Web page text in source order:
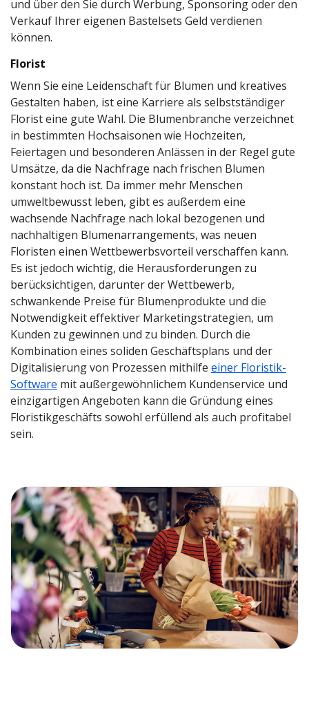
und über den Sie durch Werbung, Sponsoring oder den
Verkauf Ihrer eigenen Bastelsets Geld verdienen
können.
Florist
Wenn Sie eine Leidenschaft für Blumen und kreatives
Gestalten haben, ist eine Karriere als selbstständiger
Florist eine gute Wahl. Die Blumenbranche verzeichnet
in bestimmten Hochsaisonen wie Hochzeiten,
Feiertagen und besonderen Anlässen in der Regel gute
Umsätze, da die Nachfrage nach frischen Blumen
konstant hoch ist. Da immer mehr Menschen
umweltbewusst leben, gibt es außerdem eine
wachsende Nachfrage nach lokal bezogenen und
nachhaltigen Blumenarrangements, was neuen
Floristen einen Wettbewerbsvorteil verschaffen kann.
Es ist jedoch wichtig, die Herausforderungen zu
berücksichtigen, darunter der Wettbewerb,
schwankende Preise für Blumenprodukte und die
Notwendigkeit effektiver Marketingstrategien, um
Kunden zu gewinnen und zu binden. Durch die
Kombination eines soliden Geschäftsplans und der
Digitalisierung von Prozessen mithilfe einer Floristik-
Software mit außergewöhnlichem Kundenservice und
einzigartigen Angeboten kann die Gründung eines
Floristikgeschäfts sowohl erfüllend als auch profitabel
sein.